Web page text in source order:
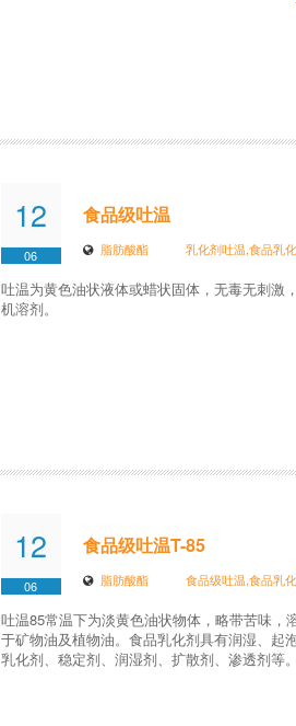
12
06
食品级吐温
脂肪酸酯 乳化剂吐温,食品乳
吐温为黄色油状液体或蜡状固体，无毒无刺激
机溶剂。
12
06
食品级吐温T-85
脂肪酸酯 食品级吐温,食品乳
吐温85常温下为淡黄色油状物体，略带苦味，
于矿物油及植物油。食品乳化剂具有润湿、起
乳化剂、稳定剂、润湿剂、扩散剂、渗透剂等。